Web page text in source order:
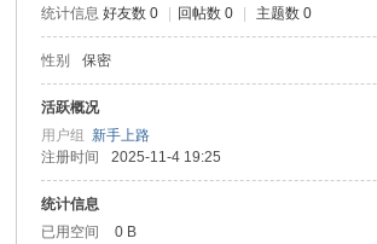
统计信息 好友数 0 回帖数 0 主题数 0
性别 保密
活跃概况
用户组新手上路
注册时间
2025-11-4 19:25
统计信息
已用空间
0 B